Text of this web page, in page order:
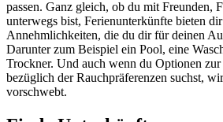
passen. Ganz gleich, ob du mit Freunden,
unterwegs bist, Ferienunterkünfte bieten
Annehmlichkeiten, die du dir für deinen
Darunter zum Beispiel ein Pool, eine
Trockner. Und auch wenn du Optionen
bezüglich der Rauchpräferenzen suchst,
vorschwebt.